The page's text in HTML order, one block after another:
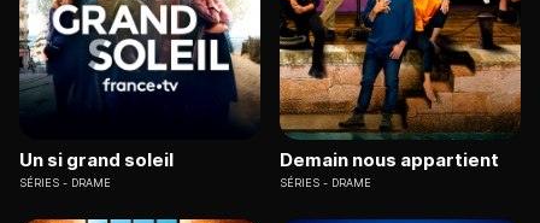
Un si grand soleil
SÉRIES DRAME
Demain nous appartient
SÉRIES DRAME